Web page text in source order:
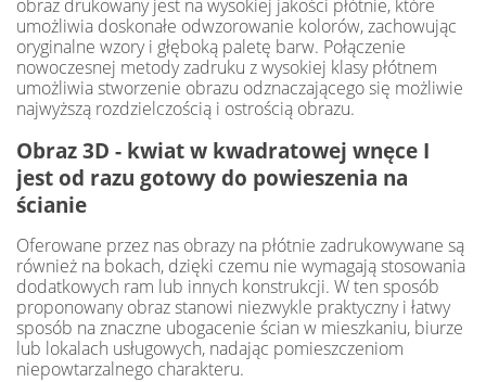
obraz drukowany jest na wysokiej jakości płótnie, które
umożliwia doskonałe odwzorowanie kolorów, zachowując
oryginalne wzory i głęboką paletę barw. Połączenie
nowoczesnej metody zadruku z wysokiej klasy płótnem
umożliwia stworzenie obrazu odznaczającego się możliwie
najwyższą rozdzielczością i ostrością obrazu.
Obraz 3D - kwiat w kwadratowej wnęce I
jest od razu gotowy do powieszenia na
ścianie
Oferowane przez nas obrazy na płótnie zadrukowywane są
również na bokach, dzięki czemu nie wymagają stosowania
dodatkowych ram lub innych konstrukcji. W ten sposób
proponowany obraz stanowi niezwykle praktyczny i łatwy
sposób na znaczne ubogacenie ścian w mieszkaniu, biurze
lub lokalach usługowych, nadając pomieszczeniom
niepowtarzalnego charakteru.